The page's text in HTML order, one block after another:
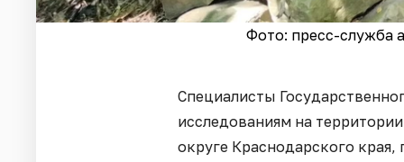
Фото: пресс-служба
Специалисты
исследованиям на
округе Краснодарского края,